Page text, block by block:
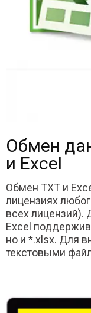
Обмен
и Excel
Обмен TXT и
лицензиях
всех
Excel
но и *.xlsx. Для
текстовыми